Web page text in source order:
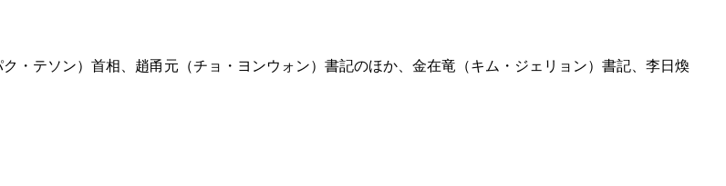
・テソン）首相、趙甬元（チョ・ヨンウォン）書記のほか、金在竜（キム・ジェリョン）書記、李日煥